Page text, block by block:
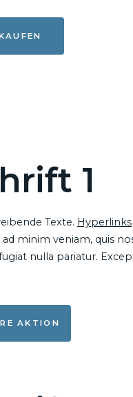
1
Texte. Hyperlinks
minim veniam, quis
nulla pariatur.
AKTION